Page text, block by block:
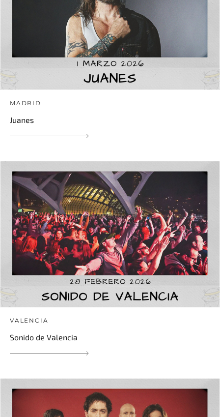
MADRID
Juanes
VALENCIA
Sonido de Valencia